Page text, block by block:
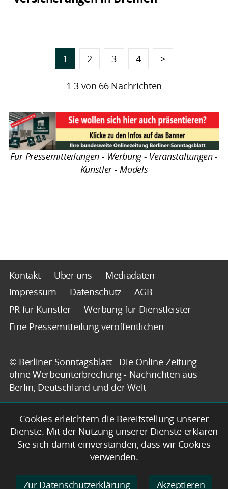
1 2 3 4 >
1-3 von 66 Nachrichten
Für Pressemitteilungen - Werbung - Veranstaltungen -
Künstler - Models
Kontakt Über uns
Mediadaten
Impressum
Datenschutz
AGB
PR für Künstler
Werbung für Dienstleister
Eine Pressemitteilung veröffentlichen
© Berliner-Sonntagsblatt - Die Online-Zeitung
ohne Werbeunterbrechung - Nachrichten aus
Berlin, Deutschland und der Welt
Cookies erleichtern die Bereitstellung unserer
Dienste. Mit der Nutzung unserer Dienste erklären
Sie sich damit einverstanden, dass wir Cookies
verwenden.
Zur Datenschutzerklärung Akzeptieren